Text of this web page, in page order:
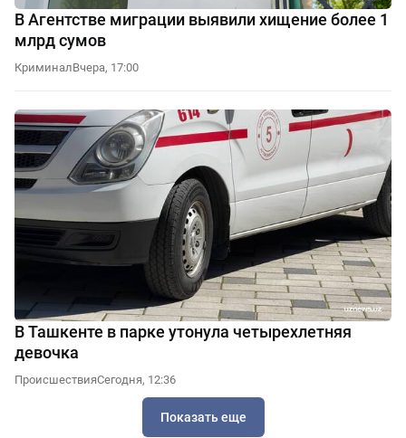
В Агентстве миграции выявили хищение более 1
млрд сумов
КриминалВчера, 17:00
В Ташкенте в парке утонула четырехлетняя
девочка
ПроисшествияСегодня, 12:36
Показать еще